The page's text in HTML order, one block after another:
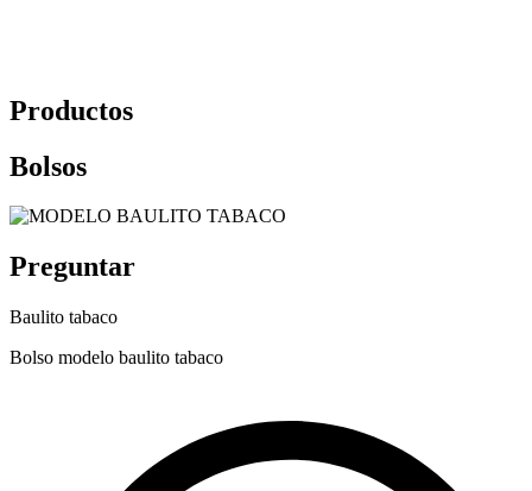
Productos
Bolsos
Preguntar
Baulito tabaco
Bolso modelo baulito tabaco